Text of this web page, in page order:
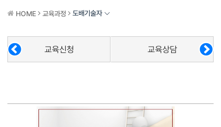
HOME 교육과정 도배기술자
교육신청 교육상담